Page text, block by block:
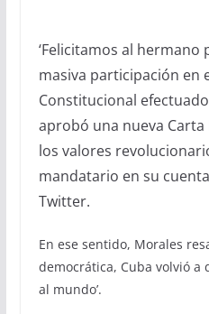
‘Felicitamos al
masiva participación en
Constitucional
aprobó una nueva
los valores
mandatario en su
Twitter.
En ese sentido, Morales
democrática, Cuba volvió
al mundo’.